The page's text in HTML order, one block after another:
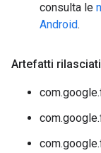
consulta le
Android.
Artefatti